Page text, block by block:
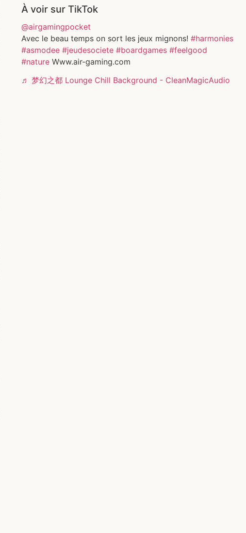
À voir sur TikTok
@airgamingpocket
Avec le beau temps on sort les jeux mignons! #harmonies
#asmodee #jeudesociete #boardgames #feelgood
#natureWww.air-gaming.com
♬ 梦幻之都 Lounge Chill Background - CleanMagicAudio